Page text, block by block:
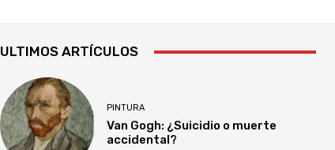
ULTIMOS ARTÍCULOS
PINTURA
Van Gogh: ¿Suicidio o muerte
accidental?